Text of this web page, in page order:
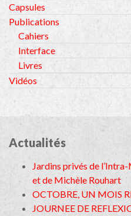
Capsules
Publications
Cahiers
Interface
Livres
Vidéos
Actualités
Jardins privés de
et de Michèle Rouhart
OCTOBRE, UN MOIS
JOURNEE DE